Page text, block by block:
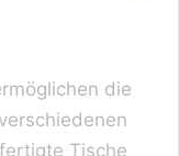
die
Tische